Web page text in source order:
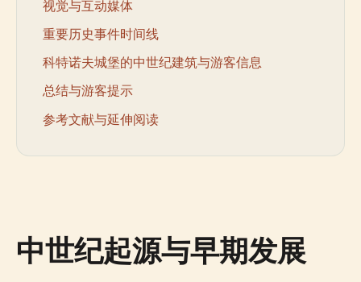
视觉与互动媒体
重要历史事件时间线
科特诺夫城堡的中世纪建筑与游客信息
总结与游客提示
参考文献与延伸阅读
中世纪起源与早期发展